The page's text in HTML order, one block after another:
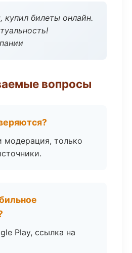
купил билеты онлайн.
вопросы
модерация, только
Play, ссылка на